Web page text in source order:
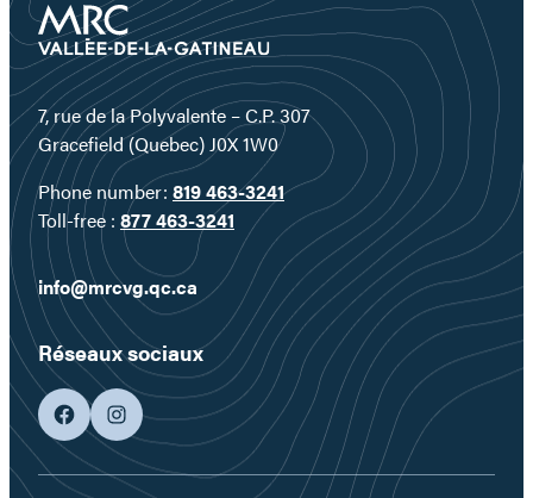
7, rue de la Polyvalente – C.P. 307
Gracefield (Quebec) J0X 1W0
Phone number: 819 463-3241
Toll-free : 877 463-3241
info@mrcvg.qc.ca
Réseaux sociaux
facebookgoogleplus